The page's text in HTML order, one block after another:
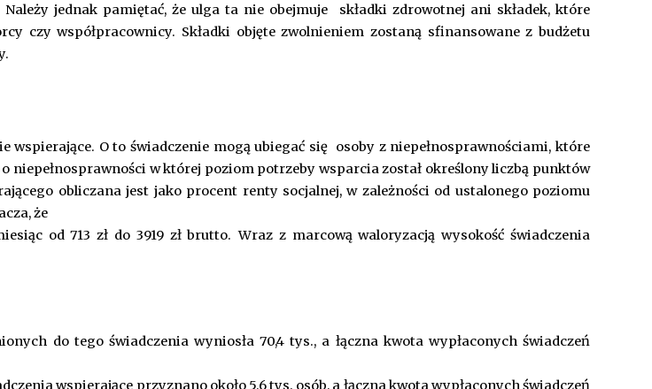
jednak pamiętać, że ulga ta nie obejmuje składki zdrowotnej ani składek, które
czy współpracownicy. Składki objęte zwolnieniem zostaną sfinansowane z budżetu
wspierające. O to świadczenie mogą ubiegać się osoby z niepełnosprawnościami, które
niepełnosprawności w której poziom potrzeby wsparcia został określony liczbą punktów
obliczana jest jako procent renty socjalnej, w zależności od ustalonego poziomu
że
od 713 zł do 3919 zł brutto. Wraz z marcową waloryzacją wysokość świadczenia
do tego świadczenia wyniosła 70,4 tys., a łączna kwota wypłaconych świadczeń
wspierające przyznano około 5,6 tys. osób, a łączna kwota wypłaconych świadczeń